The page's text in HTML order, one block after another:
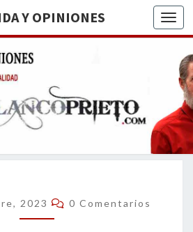
Y OPINIONES
DE
BREVE
RECORRIDO
VITAL Y
ACTUALIDAD
2023 Comentarios
0 Comentarios